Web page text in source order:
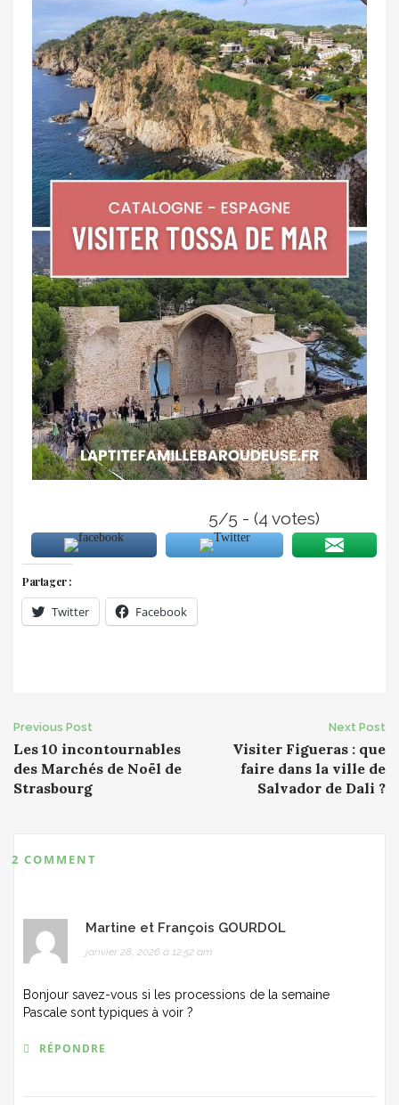
5/5 - (4 votes)
Partager :
Twitter Facebook
Post
navigation
Previous Post
Les 10 incontournables
des Marchés de Noël de
Strasbourg
Next Post
Visiter Figueras : que
faire dans la ville de
Salvador de Dali ?
2 COMMENT
Martine et François GOURDOL
janvier 28, 2026 à 12:52 am
Bonjour savez-vous si les processions de la semaine
Pascale sont typiques à voir ?
RÉPONDRE